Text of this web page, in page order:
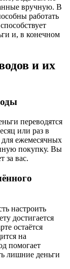
вручную. В
работать
и, в конечном
и их
переводятся
или раз в
ежемесячных
покупку. Вы
за вас.
настроить
достигается
остаётся
на
помогает
лишние деньги